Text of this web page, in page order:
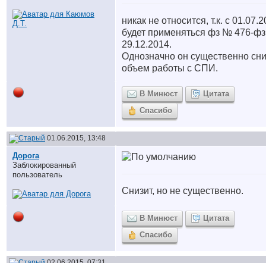
никак не относится, т.к. с
будет применяться фз № 476-фз
29.12.2014.
Однозначно он существенно
объем работы с СПИ.
В Минюст
Цитата
Спасибо
01.06.2015, 13:48
Дорога
Заблокированный
пользователь
Снизит, но не существенно.
В Минюст
Цитата
Спасибо